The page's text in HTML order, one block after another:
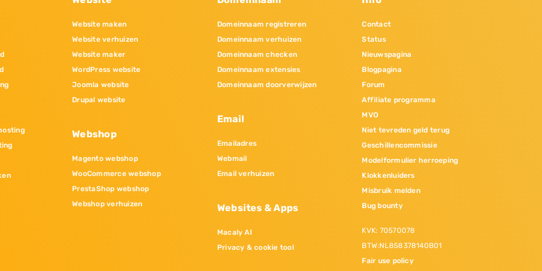
Website maken
Website verhuizen
Website maker
WordPress website
Joomla website
Drupal website
Webshop
Magento webshop
WooCommerce webshop
PrestaShop webshop
Webshop verhuizen
Domeinnaam registreren
Domeinnaam verhuizen
Domeinnaam checken
Domeinnaam extensies
Domeinnaam doorverwijzen
Email
Emailadres
Webmail
Email verhuizen
Websites & Apps
Macaly AI
Privacy & cookie tool
Contact
Status
Nieuwspagina
Blogpagina
Forum
Affiliate programma
MVO
Niet tevreden geld terug
Geschillencommissie
Modelformulier herroeping
Klokkenluiders
Misbruik melden
Bug bounty
KVK: 70570078
BTW:NL858378140B01
Fair use policy